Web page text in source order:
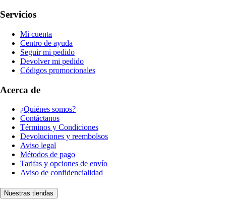
Servicios
Mi cuenta
Centro de ayuda
Seguir mi pedido
Devolver mi pedido
Códigos promocionales
Acerca de
¿Quiénes somos?
Contáctanos
Términos y Condiciones
Devoluciones y reembolsos
Aviso legal
Métodos de pago
Tarifas y opciones de envío
Aviso de confidencialidad
Nuestras tiendas